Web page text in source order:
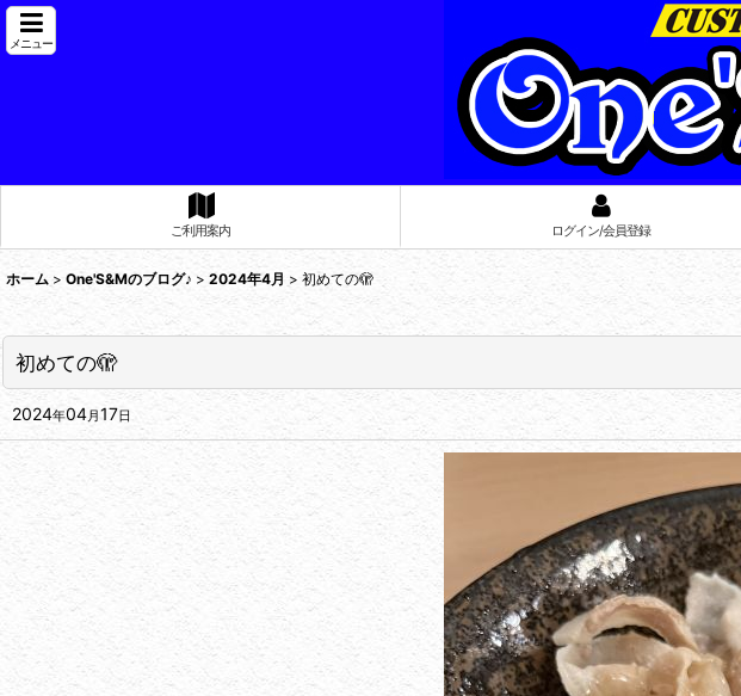
メニュー
ご利用案内 ログイン/会員登録
ホーム > One'S&Mのブログ♪ > 2024年4月 > 初めての🫣
初めての🫣
2024年04月17日